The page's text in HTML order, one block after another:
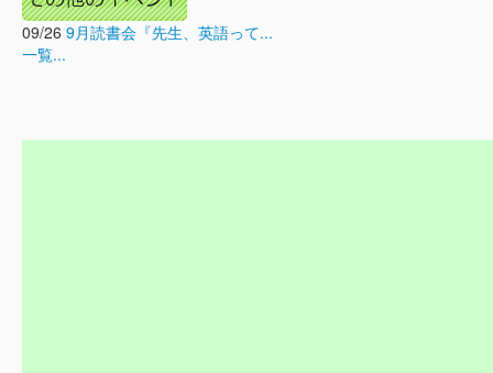
09/26 9月読書会『先生、英語って...
一覧...